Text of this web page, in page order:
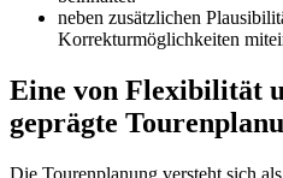
neben zusätzlichen
Korrekturmöglichkeiten
Eine von Flexibilität
geprägte
Die Tourenplanung versteht sich